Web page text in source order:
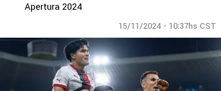
Apertura 2024
15/11/2024 - 10:37hs CST